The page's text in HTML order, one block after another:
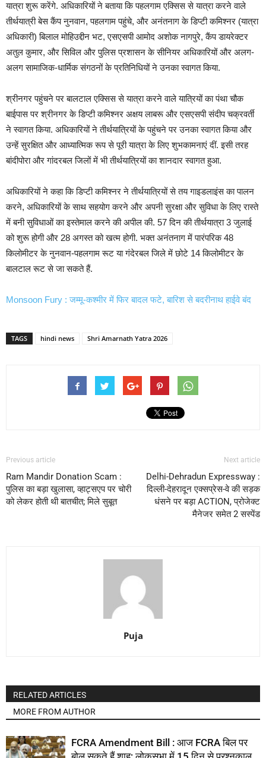
यात्रा शुरू करेंगे. अधिकारियों ने बताया कि पहलगाम एक्सिस से यात्रा करने वाले
तीर्थयात्री बेस कैंप नुनवान, पहलगाम पहुंचे, और अनंतनाग के डिप्टी कमिश्नर (यात्रा
अधिकारी) बिलाल मोहिउद्दीन भट, एसएसपी आमोद अशोक नागपुरे, कैंप डायरेक्टर
अतुल कुमार, और सिविल और पुलिस प्रशासन के सीनियर अधिकारियों और अलग-
अलग सामाजिक-धार्मिक संगठनों के प्रतिनिधियों ने उनका स्वागत किया.
श्रीनगर पहुंचने पर बालटाल एक्सिस से यात्रा करने वाले यात्रियों का पंथा चौक
बाईपास पर श्रीनगर के डिप्टी कमिश्नर अक्षय लाबरू और एसएसपी संदीप चक्रवर्ती
ने स्वागत किया. अधिकारियों ने तीर्थयात्रियों के पहुंचने पर उनका स्वागत किया और
उन्हें सुरक्षित और आध्यात्मिक रूप से पूरी यात्रा के लिए शुभकामनाएं दीं. इसी तरह
बांदीपोरा और गांदरबल जिलों में भी तीर्थयात्रियों का शानदार स्वागत हुआ.
अधिकारियों ने कहा कि डिप्टी कमिश्नर ने तीर्थयात्रियों से तय गाइडलाइंस का पालन
करने, अधिकारियों के साथ सहयोग करने और अपनी सुरक्षा और सुविधा के लिए रास्ते
में बनी सुविधाओं का इस्तेमाल करने की अपील की. 57 दिन की तीर्थयात्रा 3 जुलाई
को शुरू होगी और 28 अगस्त को खत्म होगी. भक्त अनंतनाग में पारंपरिक 48
किलोमीटर के नुनवान-पहलगाम रूट या गंदेरबल जिले में छोटे 14 किलोमीटर के
बालटाल रूट से जा सकते हैं.
Monsoon Fury : जम्मू-कश्मीर में फिर बादल फटे, बारिश से बदरीनाथ हाईवे बंद
TAGS hindi news Shri Amarnath Yatra 2026
Previous article
Ram Mandir Donation Scam :
पुलिस का बड़ा खुलासा, व्हाट्सएप पर चोरी
को लेकर होती थी बातचीत; मिले सुबूत
Next article
Delhi-Dehradun Expressway :
दिल्ली-देहरादून एक्सप्रेस-वे की सड़क
धंसने पर बड़ा ACTION, प्रोजेक्ट
मैनेजर समेत 2 सस्पेंड
Puja
RELATED ARTICLES
MORE FROM AUTHOR
FCRA Amendment Bill : आज FCRA बिल पर